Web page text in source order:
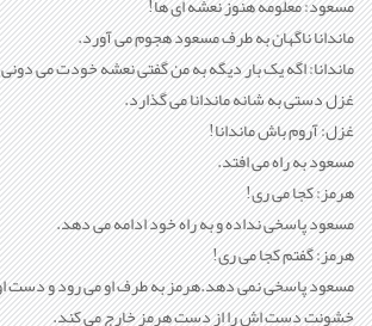
ماندانا ناگهان به طرف مسعود هجوم می آورد.
ماندانا: اگه يک بار ديگه به من گفتی نعشه خودت می
غزل دستی به شانه ماندانا می گذارد.
غزل: آروم باش ماندانا!
مسعود به راه می افتد.
هرمز: کجا می ری!
مسعود پاسخی نداده و به راه خود ادامه می دهد.
هرمز: گفتم کجا می ری!
مسعود پاسخی نمی دهد.هرمز به طرف او می رود و دست
خشونت دست اش را از دست هرمز خارج می کند.